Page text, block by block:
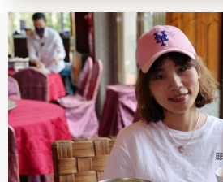
食-
柒
息
地
串
居
酒
屋
(高